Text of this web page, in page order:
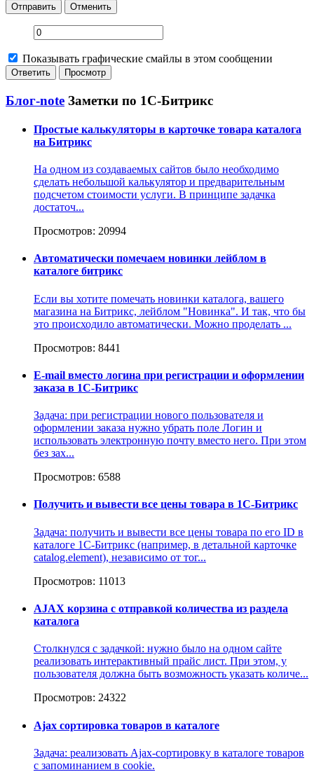
Отправить Отменить
Показывать графические смайлы в этом сообщении
Блог-note Заметки по 1С-Битрикс
Простые калькуляторы в карточке товара каталога
на Битрикс
На одном из создаваемых сайтов было необходимо
сделать небольшой калькулятор и предварительным
подсчетом стоимости услуги. В принципе задачка
достаточ...
Просмотров: 20994
Автоматически помечаем новинки лейблом в
каталоге битрикс
Если вы хотите помечать новинки каталога, вашего
магазина на Битрикс, лейблом "Новинка". И так, что бы
это происходило автоматически. Можно проделать ...
Просмотров: 8441
E-mail вместо логина при регистрации и оформлении
заказа в 1C-Битрикс
Задача: при регистрации нового пользователя и
оформлении заказа нужно убрать поле Логин и
использовать электронную почту вместо него. При этом
без зах...
Просмотров: 6588
Получить и вывести все цены товара в 1С-Битрикс
Задача: получить и вывести все цены товара по его ID в
каталоге 1С-Битрикс (например, в детальной карточке
catalog.element), независимо от тог...
Просмотров: 11013
AJAX корзина с отправкой количества из раздела
каталога
Столкнулся с задачкой: нужно было на одном сайте
реализовать интерактивный прайс лист. При этом, у
пользователя должна быть возможность указать количе...
Просмотров: 24322
Ajax сортировка товаров в каталоге
Задача: реализовать Ajax-сортировку в каталоге товаров
с запоминанием в cookie.